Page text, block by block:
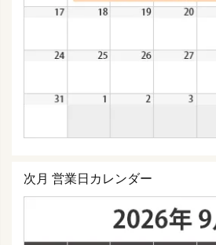
次月 営業日カレンダー